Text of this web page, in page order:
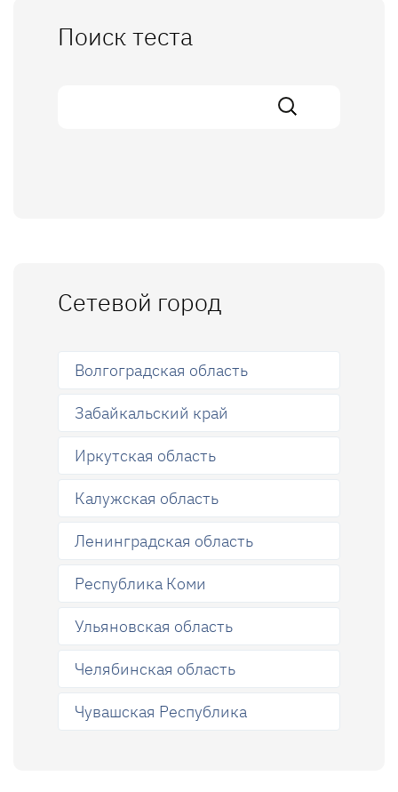
Поиск теста
Сетевой город
Волгоградская область
Забайкальский край
Иркутская область
Калужская область
Ленинградская область
Республика Коми
Ульяновская область
Челябинская область
Чувашская Республика